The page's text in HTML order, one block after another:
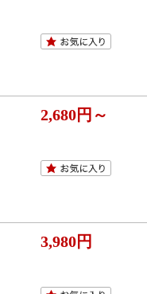
2,680円～
3,980円